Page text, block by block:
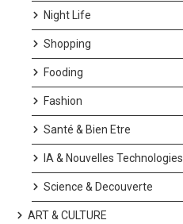
Night Life
Shopping
Fooding
Fashion
Santé & Bien Etre
IA & Nouvelles Technologies
Science & Decouverte
ART & CULTURE